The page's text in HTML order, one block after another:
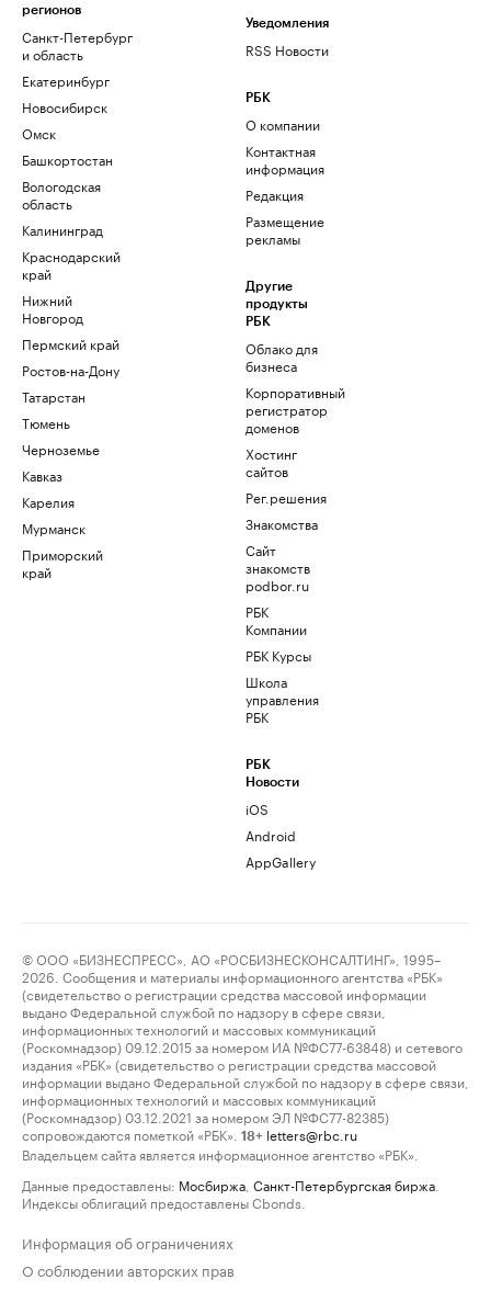
регионов
Санкт-Петербург
и область
Екатеринбург
Новосибирск
Омск
Башкортостан
Вологодская
область
Калининград
Краснодарский
край
Нижний
Новгород
Пермский край
Ростов-на-Дону
Татарстан
Тюмень
Черноземье
Кавказ
Карелия
Мурманск
Приморский
край
Уведомления
RSS Новости
РБК
О компании
Контактная
информация
Редакция
Размещение
рекламы
Другие
продукты
РБК
Облако для
бизнеса
Корпоративный
регистратор
доменов
Хостинг
сайтов
Рег.решения
Знакомства
Сайт
знакомств
podbor.ru
РБК
Компании
РБК Курсы
Школа
управления
РБК
РБК
Новости
iOS
Android
AppGallery
© ООО «БИЗНЕСПРЕСС», АО «РОСБИЗНЕСКОНСАЛТИНГ», 1995–
2026. Сообщения и материалы информационного агентства «РБК»
(свидетельство о регистрации средства массовой информации
выдано Федеральной службой по надзору в сфере связи,
информационных технологий и массовых коммуникаций
(Роскомнадзор) 09.12.2015 за номером ИА №ФС77-63848) и сетевого
издания «РБК» (свидетельство о регистрации средства массовой
информации выдано Федеральной службой по надзору в сфере связи,
информационных технологий и массовых коммуникаций
(Роскомнадзор) 03.12.2021 за номером ЭЛ №ФС77-82385)
сопровождаются пометкой «РБК».
18+ letters@rbc.ru
Владельцем сайта является информационное агентство «РБК».
Данные предоставлены: Мосбиржа Санкт-Петербургская биржа
Индексы облигаций предоставлены Cbonds.
Информация об ограничениях
О соблюдении авторских прав